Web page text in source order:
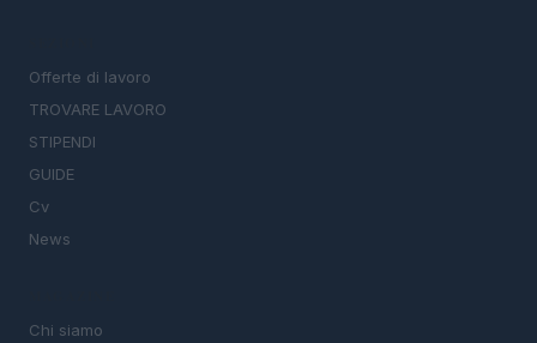
Offerte di lavoro
TROVARE LAVORO
STIPENDI
GUIDE
Cv
News
Chi siamo